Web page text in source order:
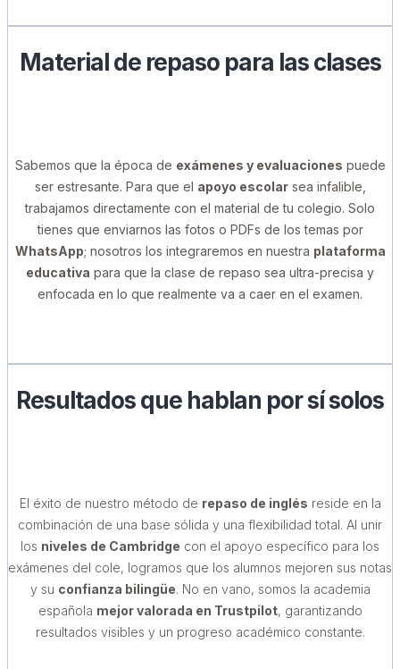
Material de repaso para las clases
Sabemos que la época de exámenes y evaluaciones puede
ser estresante. Para que el apoyo escolarsea infalible,
trabajamos directamente con el material de tu colegio. Solo
tienes que enviarnos las fotos o PDFs de los temas por
WhatsApp; nosotros los integraremos en nuestra plataforma
educativa para que la clase de repaso sea ultra-precisa y
enfocada en lo que realmente va a caer en el examen.
Resultados que hablan por sí solos
El éxito de nuestro método de repaso de inglés reside en la
combinación de una base sólida y una flexibilidad total. Al unir
los niveles de Cambridge con el apoyo específico para los
exámenes del cole, logramos que los alumnos mejoren sus notas
y su confianza bilingüe. No en vano, somos la academia
española mejor valorada en Trustpilot, garantizando
resultados visibles y un progreso académico constante.